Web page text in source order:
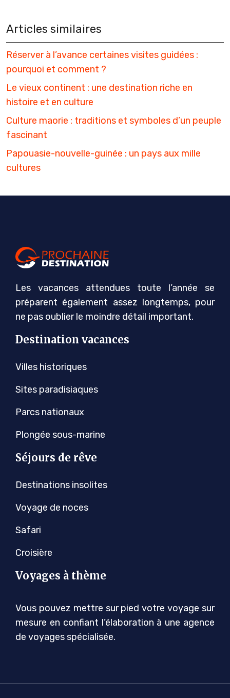
Articles similaires
Réserver à l’avance certaines visites guidées :
pourquoi et comment ?
Le vieux continent : une destination riche en
histoire et en culture
Culture maorie : traditions et symboles d’un peuple
fascinant
Papouasie-nouvelle-guinée : un pays aux mille
cultures
Les vacances attendues toute l’année se
préparent également assez longtemps, pour
ne pas oublier le moindre détail important.
Destination vacances
Villes historiques
Sites paradisiaques
Parcs nationaux
Plongée sous-marine
Séjours de rêve
Destinations insolites
Voyage de noces
Safari
Croisière
Voyages à thème
Vous pouvez mettre sur pied votre voyage sur
mesure en confiant l’élaboration à une agence
de voyages spécialisée.